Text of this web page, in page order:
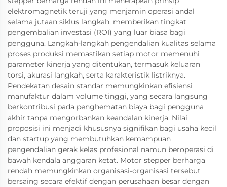
elektromagnetik teruji yang menjamin operasi andal
selama jutaan siklus langkah, memberikan tingkat
pengembalian investasi (ROI) yang luar biasa bagi
pengguna. Langkah-langkah pengendalian kualitas selama
proses produksi memastikan setiap motor memenuhi
parameter kinerja yang ditentukan, termasuk keluaran
torsi, akurasi langkah, serta karakteristik listriknya.
Pendekatan desain standar memungkinkan efisiensi
manufaktur dalam volume tinggi, yang secara langsung
berkontribusi pada penghematan biaya bagi pengguna
akhir tanpa mengorbankan keandalan kinerja. Nilai
proposisi ini menjadi khususnya signifikan bagi usaha kecil
dan startup yang membutuhkan kemampuan
pengendalian gerak kelas profesional namun beroperasi di
bawah kendala anggaran ketat. Motor stepper berharga
rendah memungkinkan organisasi-organisasi tersebut
bersaing secara efektif dengan perusahaan besar dengan